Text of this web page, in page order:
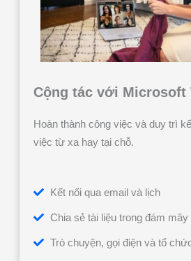
Cộng tác với Microsoft
Hoàn thành công việc và duy trì
việc từ xa hay tại chỗ.
Kết nối qua email và lịch
Chia sẻ tài liệu trong đám mây
Trò chuyện, gọi điện và tổ